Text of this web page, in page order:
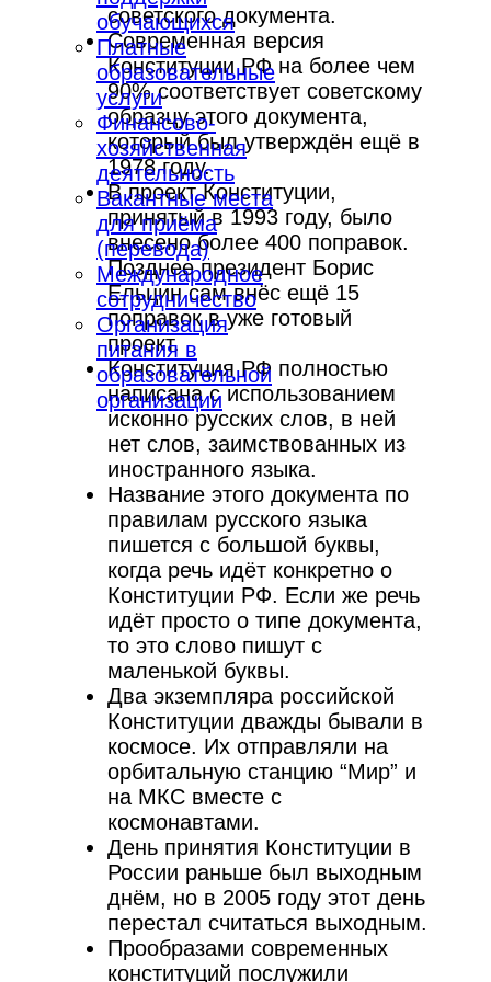
обучающихся
Платные
образовательные
услуги
Финансово-
хозяйственная
деятельность
Вакантные места
для приёма
(перевода)
Международное
сотрудничество
Организация
питания в
образовательной
организации
советского документа.
Современная версия
Конституции РФ на более чем
90% соответствует советскому
образцу этого документа,
который был утверждён ещё в
1978 году.
В проект Конституции,
принятый в 1993 году, было
внесено более 400 поправок.
Позднее президент Борис
Ельцин сам внёс ещё 15
поправок в уже готовый
проект.
Конституция РФ полностью
написана с использованием
исконно русских слов, в ней
нет слов, заимствованных из
иностранного языка.
Название этого документа по
правилам русского языка
пишется с большой буквы,
когда речь идёт конкретно о
Конституции РФ. Если же речь
идёт просто о типе документа,
то это слово пишут с
маленькой буквы.
Два экземпляра российской
Конституции дважды бывали в
космосе. Их отправляли на
орбитальную станцию “Мир” и
на МКС вместе с
космонавтами.
День принятия Конституции в
России раньше был выходным
днём, но в 2005 году этот день
перестал считаться выходным.
Прообразами современных
конституций послужили